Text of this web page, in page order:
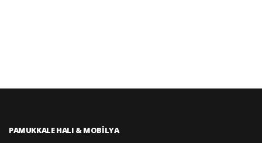
PAMUKKALE HALI & MOBİLYA